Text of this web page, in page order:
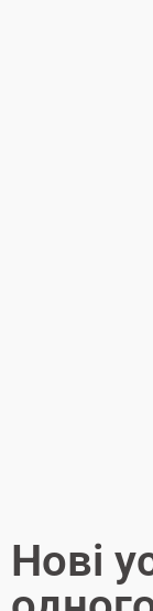
Нові